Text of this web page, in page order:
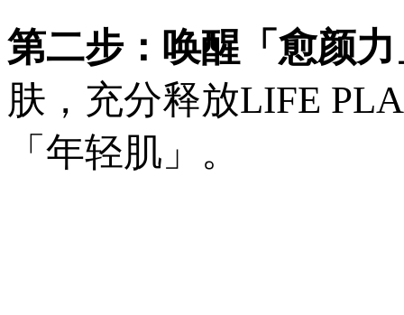
第二步：唤醒「愈颜
肤，充分释放LIFE
「年轻肌」。